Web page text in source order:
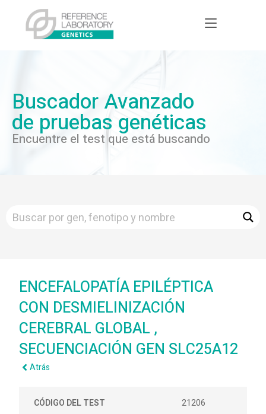
Buscador Avanzado
de pruebas genéticas
Encuentre el test que está buscando
ENCEFALOPATÍA EPILÉPTICA
CON DESMIELINIZACIÓN
CEREBRAL GLOBAL ,
SECUENCIACIÓN GEN SLC25A12
Atrás
CÓDIGO DEL TEST
21206